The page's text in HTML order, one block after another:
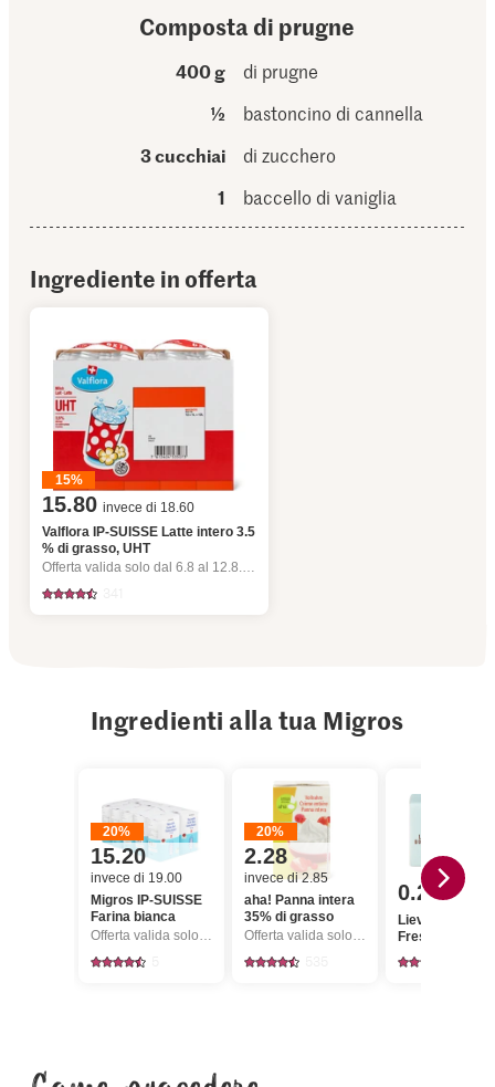
Composta di prugne
400 g
di prugne
½
bastoncino di cannella
3 cucchiai
di zucchero
1
baccello di vaniglia
Ingrediente in offerta
15%
15.80 invece di 18.60
Valflora IP-SUISSE Latte intero 3.5
% di grasso, UHT
Offerta valida solo dal 6.8 al 12.8.2026, fino a esaurimento dello stock.
Ingredienti alla tua Migros
20%
15.20
invece di 19.00
Migros IP-SUISSE
Farina bianca
Offerta valida solo dal 6.8 al 12.8.2026, fino a esaurimento dello stock.
20%
2.28
invece di 2.85
aha! Panna intera
35% di grasso
Offerta valida solo dal 6.8 al 12.8.2026, fino a esaurimento dello stock.
0.25
Lievito di birra
Fresco